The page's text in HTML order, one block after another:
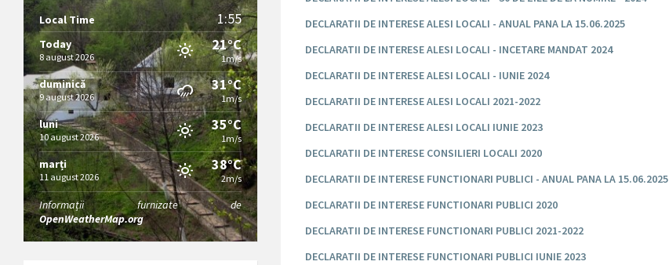
DECLARATII DE INTERESE ALESI LOCALI - ANUAL PANA LA 15.06.2025
DECLARATII DE INTERESE ALESI LOCALI - INCETARE MANDAT 2024
DECLARATII DE INTERESE ALESI LOCALI - IUNIE 2024
DECLARATII DE INTERESE ALESI LOCALI 2021-2022
DECLARATII DE INTERESE ALESI LOCALI IUNIE 2023
DECLARATII DE INTERESE CONSILIERI LOCALI 2020
DECLARATII DE INTERESE FUNCTIONARI PUBLICI - ANUAL PANA LA 15.06.2025
DECLARATII DE INTERESE FUNCTIONARI PUBLICI 2020
DECLARATII DE INTERESE FUNCTIONARI PUBLICI 2021-2022
DECLARATII DE INTERESE FUNCTIONARI PUBLICI IUNIE 2023
Local Time 1:55
Today
8 august 2026
21°C
1m/s
duminică
9 august 2026
31°C
1m/s
luni
10 august 2026
35°C
1m/s
marți
11 august 2026
38°C
2m/s
Informații furnizate de
OpenWeatherMap.org